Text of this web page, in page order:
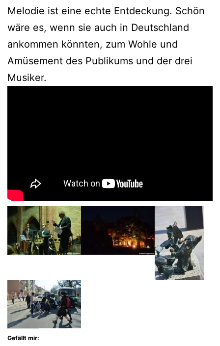
Melodie ist eine echte Entdeckung. Schön
wäre es, wenn sie auch in Deutschland
ankommen könnten, zum Wohle und
Amüsement des Publikums und der drei
Musiker.
Gefällt mir: